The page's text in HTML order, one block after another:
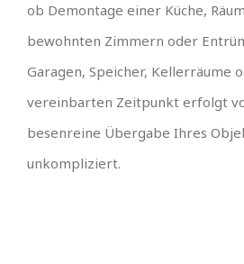
ob Demontage einer Küche,
bewohnten Zimmern oder
Garagen, Speicher, Kellerräume
vereinbarten Zeitpunkt erfolgt
besenreine Übergabe Ihres
unkompliziert.